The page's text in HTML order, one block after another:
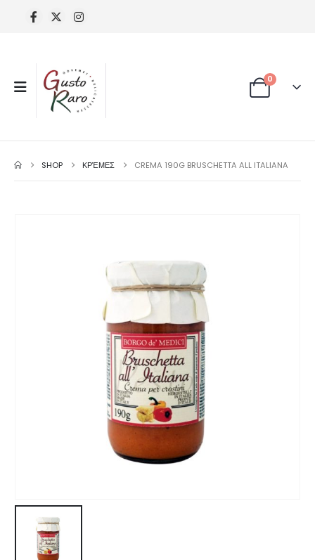
0
SHOP ΚΡΈΜΕΣ CREMA 190G BRUSCHETTA ALL ITALIANA